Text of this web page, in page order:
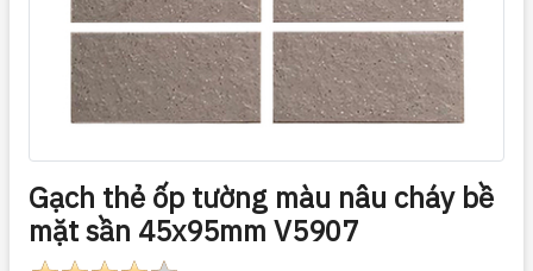
Gạch thẻ ốp tường màu nâu cháy bề
mặt sần 45x95mm V5907